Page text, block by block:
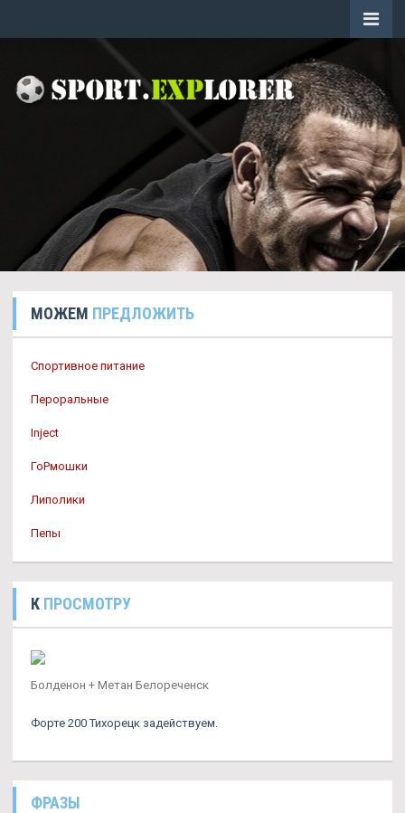
МОЖЕМ ПРЕДЛОЖИТЬ
Спортивное питание
Пероральные
Inject
ГоРмошки
Липолики
Пепы
К ПРОСМОТРУ
Болденон + Метан Белореченск
Форте 200 Тихорецк задействуем.
ФРАЗЫ